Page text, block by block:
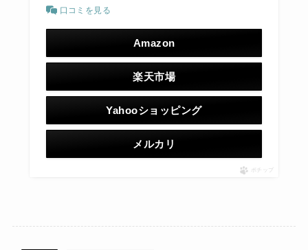
口コミを見る
Amazon
楽天市場
Yahooショッピング
メルカリ
ポチップ